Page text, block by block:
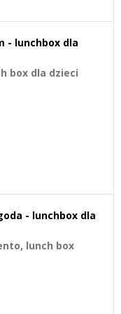
- lunchbox dla
box dla dzieci
- lunchbox dla
lunch box